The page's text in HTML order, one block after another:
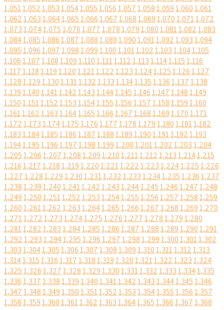
1,0511,0521,0531,0541,0551,0561,0571,0581,0591,0601,061
1,0621,0631,0641,0651,0661,0671,0681,0691,0701,0711,072
1,0731,0741,0751,0761,0771,0781,0791,0801,0811,0821,083
1,0841,0851,0861,0871,0881,0891,0901,0911,0921,0931,094
1,0951,0961,0971,0981,0991,1001,1011,1021,1031,1041,105
1,1061,1071,1081,1091,1101,1111,1121,1131,1141,1151,116
1,1171,1181,1191,1201,1211,1221,1231,1241,1251,1261,127
1,1281,1291,1301,1311,1321,1331,1341,1351,1361,1371,138
1,1391,1401,1411,1421,1431,1441,1451,1461,1471,1481,149
1,1501,1511,1521,1531,1541,1551,1561,1571,1581,1591,160
1,1611,1621,1631,1641,1651,1661,1671,1681,1691,1701,171
1,1721,1731,1741,1751,1761,1771,1781,1791,1801,1811,182
1,1831,1841,1851,1861,1871,1881,1891,1901,1911,1921,193
1,1941,1951,1961,1971,1981,1991,2001,2011,2021,2031,204
1,2051,2061,2071,2081,2091,2101,2111,2121,2131,2141,215
1,2161,2171,2181,2191,2201,2211,2221,2231,2241,2251,226
1,2271,2281,2291,2301,2311,2321,2331,2341,2351,2361,237
1,2381,2391,2401,2411,2421,2431,2441,2451,2461,2471,248
1,2491,2501,2511,2521,2531,2541,2551,2561,2571,2581,259
1,2601,2611,2621,2631,2641,2651,2661,2671,2681,2691,270
1,2711,2721,2731,2741,2751,2761,2771,2781,2791,280
1,2811,2821,2831,2841,2851,2861,2871,2881,2891,2901,291
1,2921,2931,2941,2951,2961,2971,2981,2991,3001,3011,302
1,3031,3041,3051,3061,3071,3081,3091,3101,3111,3121,313
1,3141,3151,3161,3171,3181,3191,3201,3211,3221,3231,324
1,3251,3261,3271,3281,3291,3301,3311,3321,3331,3341,335
1,3361,3371,3381,3391,3401,3411,3421,3431,3441,3451,346
1,3471,3481,3491,3501,3511,3521,3531,3541,3551,3561,357
1,3581,3591,3601,3611,3621,3631,3641,3651,3661,3671,368